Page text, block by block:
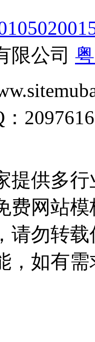
限公司
提供多
费网站
请勿转
，如有